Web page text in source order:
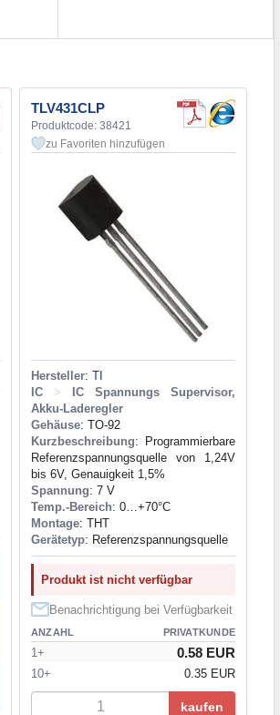
TLV431CLP
Produktcode: 38421
zu Favoriten hinzufügen
Hersteller: TI
IC
>
IC Spannungs Supervisor,
Akku-Laderegler
Gehäuse: TO-92
Kurzbeschreibung: Programmierbare
Referenzspannungsquelle von 1,24V
bis 6V, Genauigkeit 1,5%
Spannung: 7 V
Temp.-Bereich: 0…+70°C
Montage: THT
Gerätetyp: Referenzspannungsquelle
Produkt ist nicht verfügbar
Benachrichtigung bei Verfügbarkeit
ANZAHL PRIVATKUNDE
1+ 0.58 EUR
10+ 0.35 EUR
kaufen